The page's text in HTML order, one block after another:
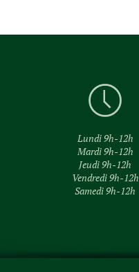
Lundi 9h-12h
Mardi 9h-12h
Jeudi 9h-12h
Vendredi 9h-12h
Samedi 9h-12h